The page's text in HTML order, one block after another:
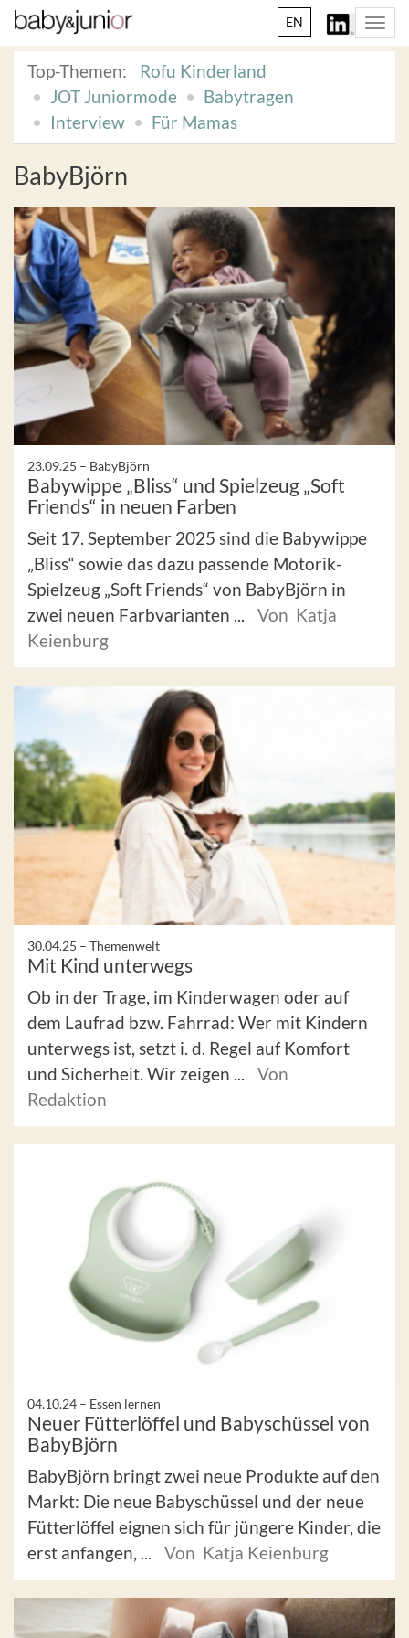
EN
Top-Themen:
Rofu Kinderland
JOT Juniormode
Babytragen
Interview
Für Mamas
BabyBjörn
23.09.25 – BabyBjörn
Babywippe „Bliss“ und Spielzeug „Soft
Friends“ in neuen Farben
Seit 17. September 2025 sind die Babywippe
„Bliss“ sowie das dazu passende Motorik-
Spielzeug „Soft Friends“ von BabyBjörn in
zwei neuen Farbvarianten ...
Von Katja
Keienburg
30.04.25 – Themenwelt
Mit Kind unterwegs
Ob in der Trage, im Kinderwagen oder auf
dem Laufrad bzw. Fahrrad: Wer mit Kindern
unterwegs ist, setzt i. d. Regel auf Komfort
und Sicherheit. Wir zeigen ...
Von
Redaktion
04.10.24 – Essen lernen
Neuer Fütterlöffel und Babyschüssel von
BabyBjörn
BabyBjörn bringt zwei neue Produkte auf den
Markt: Die neue Babyschüssel und der neue
Fütterlöffel eignen sich für jüngere Kinder, die
erst anfangen, ...
Von Katja Keienburg